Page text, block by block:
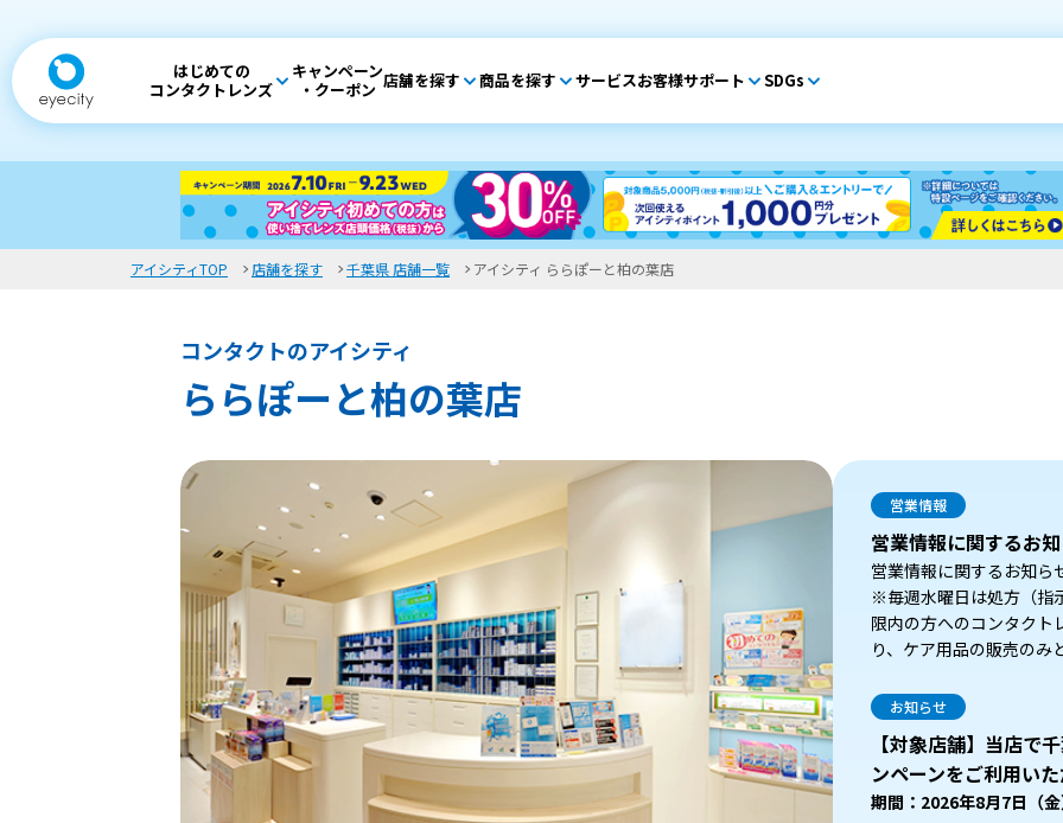
はじめての
コンタクトレンズ
キャンペーン
・クーポン 店舗を探す 商品を探す サービスお客様サポート SDGs
アイシティTOP 店舗を探す 千葉県 店舗一覧 アイシティ ららぽーと柏の葉店
コンタクトのアイシティ
ららぽーと柏の葉店
営業情報
営業情報に関するお
営業情報に関するお知ら
※毎週水曜日は処方（指
限内の方へのコンタクト
り、ケア用品の販売のみ
お知らせ
【対象店舗】当店で
ンペーンをご利用い
期間：2026年8月7日（